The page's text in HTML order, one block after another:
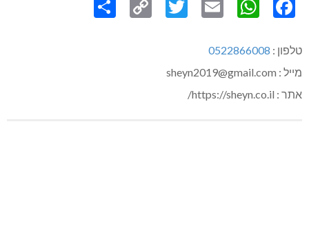
טלפון : 0522866008
מייל : sheyn2019@gmail.com
אתר : https://sheyn.co.il/